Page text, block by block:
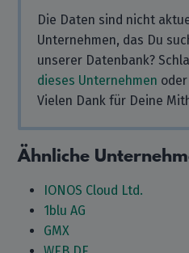
Die Daten sind nicht
Unternehmen, das Du
unserer Datenbank?
dieses Unternehmen oder
Vielen Dank für Deine
Ähnliche
IONOS Cloud Ltd.
1blu AG
GMX